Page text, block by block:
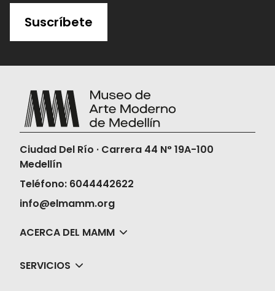
Suscríbete
Ciudad Del Río · Carrera 44 N° 19A-100
Medellín
Teléfono: 6044442622
info@elmamm.org
ACERCA DEL MAMM
SERVICIOS